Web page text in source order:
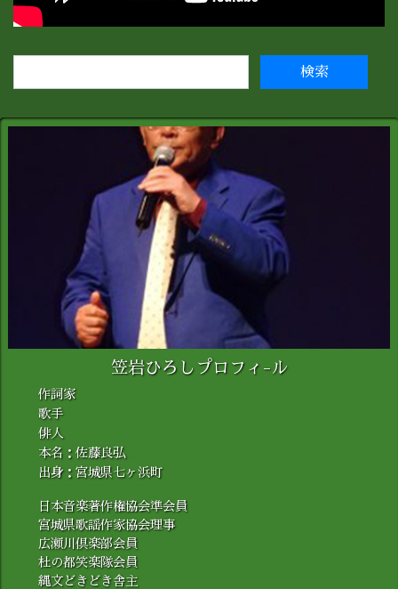
笠岩ひろしプロフィ-ル
作詞家
歌手
俳人
本名：佐藤良弘
出身：宮城県七ヶ浜町
日本音楽著作権協会準会員
宮城県歌謡作家協会理事
広瀬川倶楽部会員
杜の都笑楽隊会員
縄文どきどき舎主